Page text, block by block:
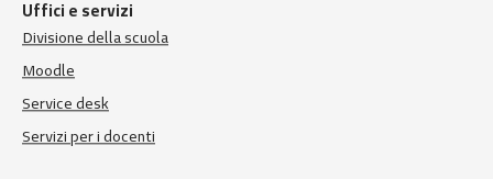
Uffici e servizi
Divisione della scuola
Moodle
Service desk
Servizi per i docenti